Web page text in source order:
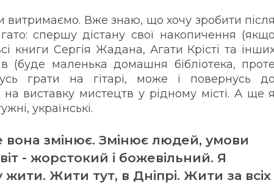
витримаємо. Вже знаю, що хочу зробити після
спершу дістану свої накопичення (якщо
книги Сергія Жадана, Агати Крісті та
(буде маленька домашня бібліотека, проте
грати на гітарі, може і повернусь до
виставку мистецтв у рідному місті. А ще я
українські.
вона змінює. Змінює людей, умови
- жорстокий і божевільний. Я
жити. Жити тут, в Дніпрі. Жити за всіх